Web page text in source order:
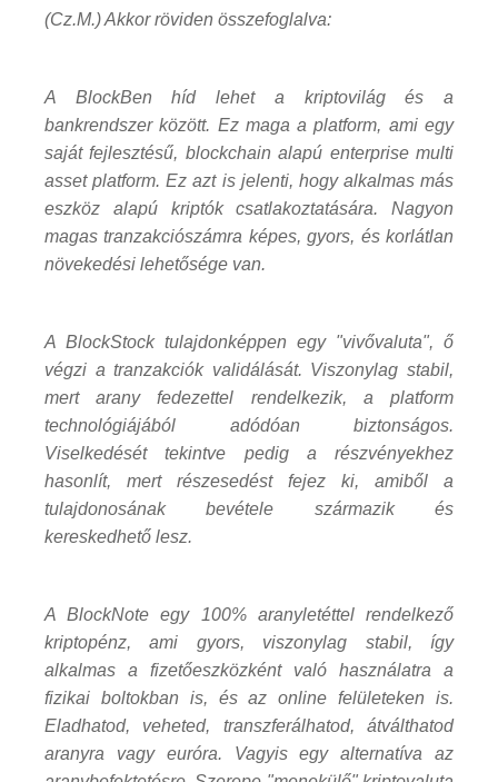
(Cz.M.) Akkor röviden összefoglalva:
A BlockBen híd lehet a kriptovilág és a
bankrendszer között. Ez maga a platform, ami egy
saját fejlesztésű, blockchain alapú enterprise multi
asset platform. Ez azt is jelenti, hogy alkalmas más
eszköz alapú kriptók csatlakoztatására. Nagyon
magas tranzakciószámra képes, gyors, és korlátlan
növekedési lehetősége van.
A BlockStock tulajdonképpen egy "vivővaluta", ő
végzi a tranzakciók validálását. Viszonylag stabil,
mert arany fedezettel rendelkezik, a platform
technológiájából adódóan biztonságos.
Viselkedését tekintve pedig a részvényekhez
hasonlít, mert részesedést fejez ki, amiből a
tulajdonosának bevétele származik és
kereskedhető lesz.
A BlockNote egy 100% aranyletéttel rendelkező
kriptopénz, ami gyors, viszonylag stabil, így
alkalmas a fizetőeszközként való használatra a
fizikai boltokban is, és az online felületeken is.
Eladhatod, veheted, transzferálhatod, átválthatod
aranyra vagy euróra. Vagyis egy alternatíva az